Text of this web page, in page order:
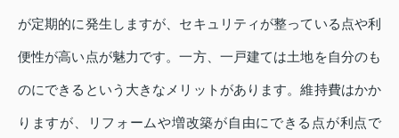
が定期的に発生しますが、セキュリティが整っている点や利
便性が高い点が魅力です。一方、一戸建ては土地を自分のも
のにできるという大きなメリットがあります。維持費はかか
りますが、リフォームや増改築が自由にできる点が利点で